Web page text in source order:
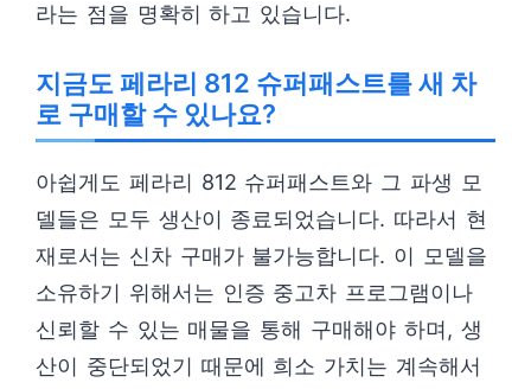
라는 점을 명확히 하고 있습니다.
지금도 페라리 812 슈퍼패스트를 새 차
로 구매할 수 있나요?
아쉽게도 페라리 812 슈퍼패스트와 그 파생 모
델들은 모두 생산이 종료되었습니다. 따라서 현
재로서는 신차 구매가 불가능합니다. 이 모델을
소유하기 위해서는 인증 중고차 프로그램이나
신뢰할 수 있는 매물을 통해 구매해야 하며, 생
산이 중단되었기 때문에 희소 가치는 계속해서